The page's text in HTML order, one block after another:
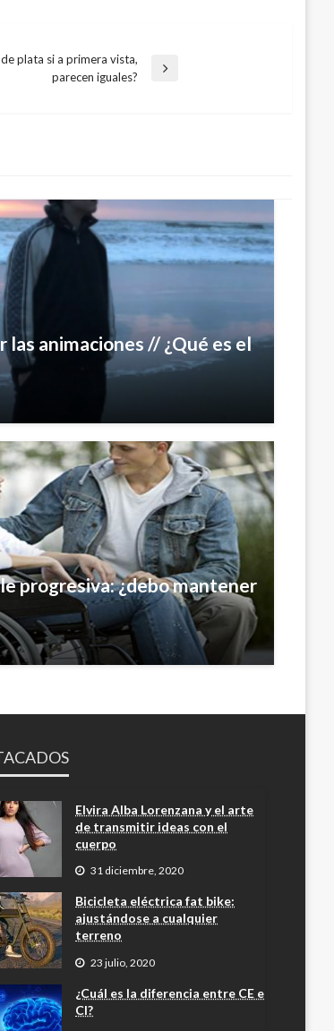
plata si a primera vista,
parecen iguales?
animaciones // ¿Qué es el
progresiva: ¿debo mantener
Elvira Alba Lorenzana y el arte
de transmitir ideas con el
cuerpo
31 diciembre, 2020
Bicicleta eléctrica fat bike:
ajustándose a cualquier
terreno
23 julio, 2020
¿Cuál es la diferencia entre CE e
CI?